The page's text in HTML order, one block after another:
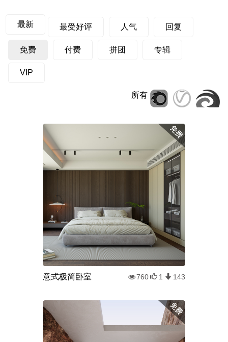
最新 最受好评 人气 回复
免费 付费 拼团 专辑
VIP
所有
意式极简卧室 760 1 143